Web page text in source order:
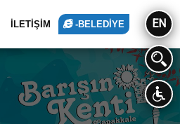
İLETİŞİM -BELEDİYE EN